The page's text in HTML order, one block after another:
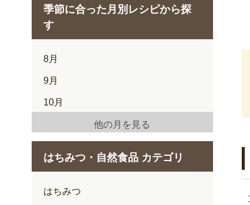
季節に合った月別レシピから探
す
8月
9月
10月
2月
他の月を見る
はちみつ・自然食品 カテゴリ
はちみつ